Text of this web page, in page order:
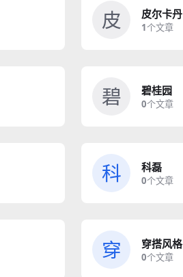
皮 皮尔卡丹
1个文章
碧 碧桂园
0个文章
科 科磊
0个文章
穿 穿搭风格
0个文章